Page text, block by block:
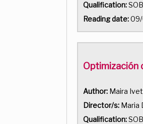
Qualification:
Reading date:
Optimización
Author: Maira
Director/s: Maria
Qualification: